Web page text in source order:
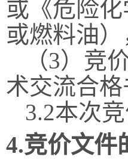
或《危险
或燃料油
（3） 竞
术交流合
3.2本次
4.竞价文件